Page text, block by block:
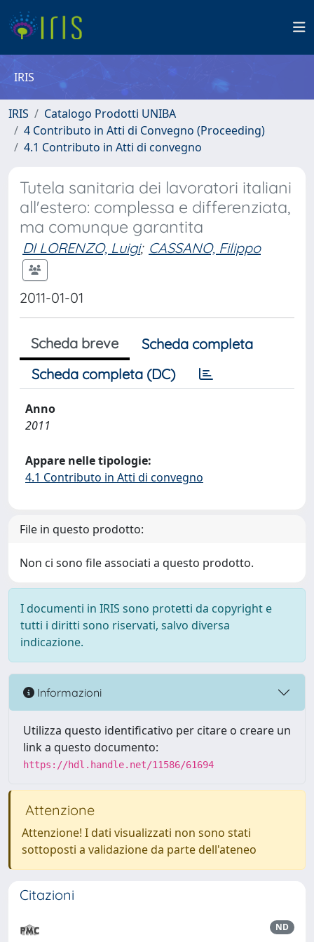
IRIS
IRIS
Catalogo Prodotti UNIBA
4 Contributo in Atti di Convegno (Proceeding)
4.1 Contributo in Atti di convegno
Tutela sanitaria dei lavoratori italiani
all'estero: complessa e differenziata,
ma comunque garantita
DI LORENZO, Luigi; CASSANO, Filippo
2011-01-01
Scheda breve
Scheda completa
Scheda completa (DC)
Anno
2011
Appare nelle tipologie:
4.1 Contributo in Atti di convegno
File in questo prodotto:
Non ci sono file associati a questo prodotto.
I documenti in IRIS sono protetti da copyright e
tutti i diritti sono riservati, salvo diversa
indicazione.
Informazioni
Utilizza questo identificativo per citare o creare un
link a questo documento:
https://hdl.handle.net/11586/61694
Attenzione
Attenzione! I dati visualizzati non sono stati
sottoposti a validazione da parte dell'ateneo
Citazioni
ND